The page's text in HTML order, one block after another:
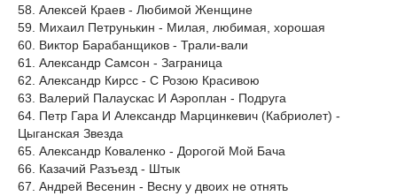
58. Алексей Краев - Любимой Женщине
59. Михаил Петрунькин - Милая, любимая, хорошая
60. Виктор Барабанщиков - Трали-вали
61. Александр Самсон - Заграница
62. Александр Кирсс - С Розою Красивою
63. Валерий Палаускас И Аэроплан - Подруга
64. Петр Гара И Александр Марцинкевич (Кабриолет) -
Цыганская Звезда
65. Александр Коваленко - Дорогой Мой Бача
66. Казачий Разъезд - Штык
67. Андрей Весенин - Весну у двоих не отнять